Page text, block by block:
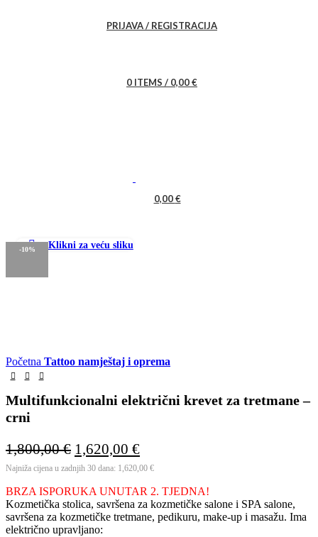
PRIJAVA / REGISTRACIJA
0 ITEMS / 0,00€
0,00€
-10% Klikni za veću sliku
Početna Tattoo namještaj i oprema
Multifunkcionalni električni krevet za tretmane –
crni
1,800,00€ 1,620,00 €
Najniža cijena u zadnjih 30 dana: 1,620,00 €
BRZA ISPORUKA UNUTAR 2. TJEDNA!
Kozmetička stolica, savršena za kozmetičke salone i SPA salone,
savršena za kozmetičke tretmane, pedikuru, make-up i masažu. Ima
električno upravljano: